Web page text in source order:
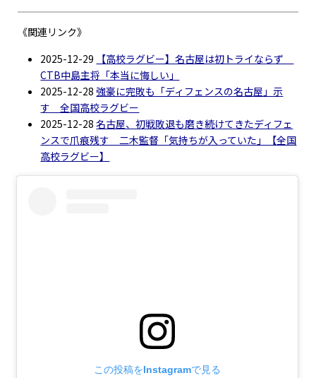
《関連リンク》
2025-12-29
【高校ラグビー】名古屋は初トライならず
CTB中島主将「本当に悔しい」
2025-12-28 強豪に完敗も「ディフェンスの名古屋」示
す 全国高校ラグビー
2025-12-28名古屋、初戦敗退も磨き続けてきたディフェ
ンスで爪痕残す 二木監督「気持ちが入っていた」【全国
高校ラグビー】
この投稿をInstagramで見る